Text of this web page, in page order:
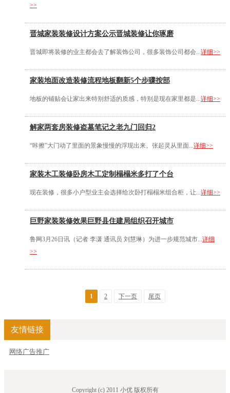
>>
晋城家装装修设计方案公示晋城装修让你琢磨
晋城即将装修的业主都会去了解装饰公司，很多装饰公司都会...详细>>
家装地面改造装修流程地板翻新5个步骤按部
地板的铺贴会让家出来特别舒适的质感，特别是现在家里都是...详细>>
解家两套房装修盗墓笔记之老九门回归2
“咔擦”大门动了里面的景象慢慢的浮现出来。张起灵从里面...详细>>
家装木工装修卧房木工定制榻榻米多打了个台
现在装修，很多小户型业主会选择给次卧打榻榻米组合柜，让...详细>>
巨野家装装修效果巨野县住建局组织召开城市
鲁网3月26日讯（记者 李潇 通讯员 刘慧琳）为进一步规范城市...详细
>>
1 2 下一页 尾页
友情链接
网络广告推广
Copyright (c) 2011 小优 版权所有